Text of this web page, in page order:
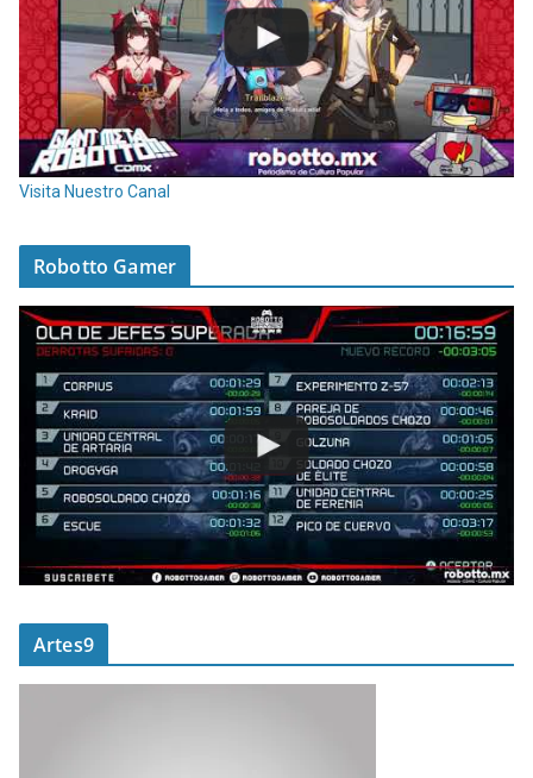
Visita Nuestro Canal
Robotto Gamer
Artes9